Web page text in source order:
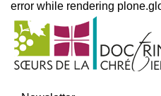
error while rendering
Outils
personnels
au